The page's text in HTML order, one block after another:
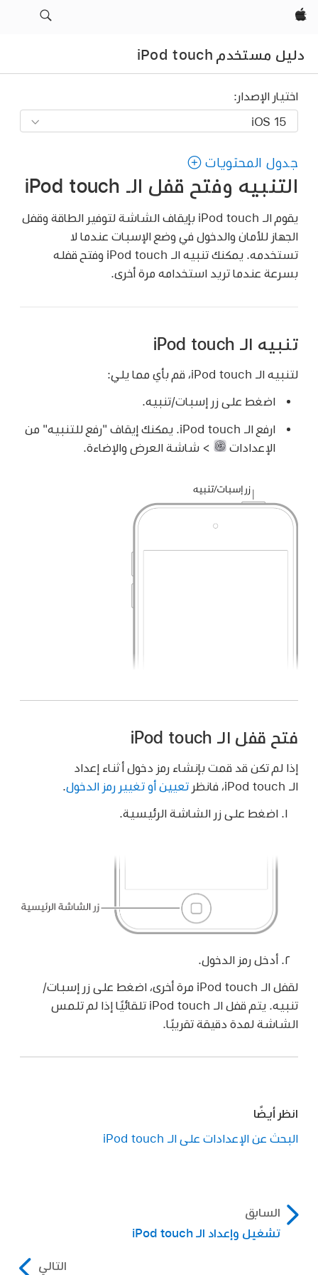
Apple‏
دليل مستخدم iPod touch
اختيار الإصدار:
جدول المحتويات
التنبيه وفتح قفل الـ iPod touch
يقوم الـ iPod touch بإيقاف الشاشة لتوفير الطاقة وقفل
الجهاز للأمان والدخول في وضع الإسبات عندما لا
تستخدمه. يمكنك تنبيه الـ iPod touch وفتح قفله
بسرعة عندما تريد استخدامه مرة أخرى.
تنبيه الـ iPod touch
لتنبيه الـ iPod touch، قم بأي مما يلي:
اضغط على زر إسبات/تنبيه.
ارفع الـ iPod touch. يمكنك إيقاف "رفع للتنبيه" من
الإعدادات
> شاشة العرض والإضاءة.
فتح قفل الـ iPod touch
إذا لم تكن قد قمت بإنشاء رمز دخول أثناء إعداد
الـ iPod touch، فانظر
تعيين أو تغيير رمز الدخول
اضغط على زر الشاشة الرئيسية.
أدخل رمز الدخول.
لقفل الـ iPod touch مرة أخرى، اضغط على زر إسبات/
تنبيه. يتم قفل الـ iPod touch تلقائيًا إذا لم تلمس
الشاشة لمدة دقيقة تقريبًا.
انظر أيضًا
البحث عن الإعدادات على الـ iPod touch
السابق
تشغيل وإعداد الـ iPod touch
التالي